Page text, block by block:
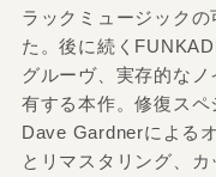
ラックミュージック
た。後に続く
グルーヴ、実存的な
有する本作。修復ス
Dave Gardnerによる
とリマスタリング、